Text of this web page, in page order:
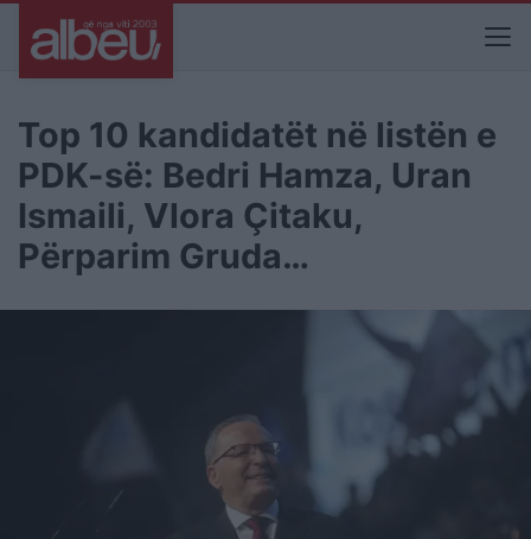
Top 10 kandidatët në listën e
PDK-së: Bedri Hamza, Uran
Ismaili, Vlora Çitaku,
Përparim Gruda…